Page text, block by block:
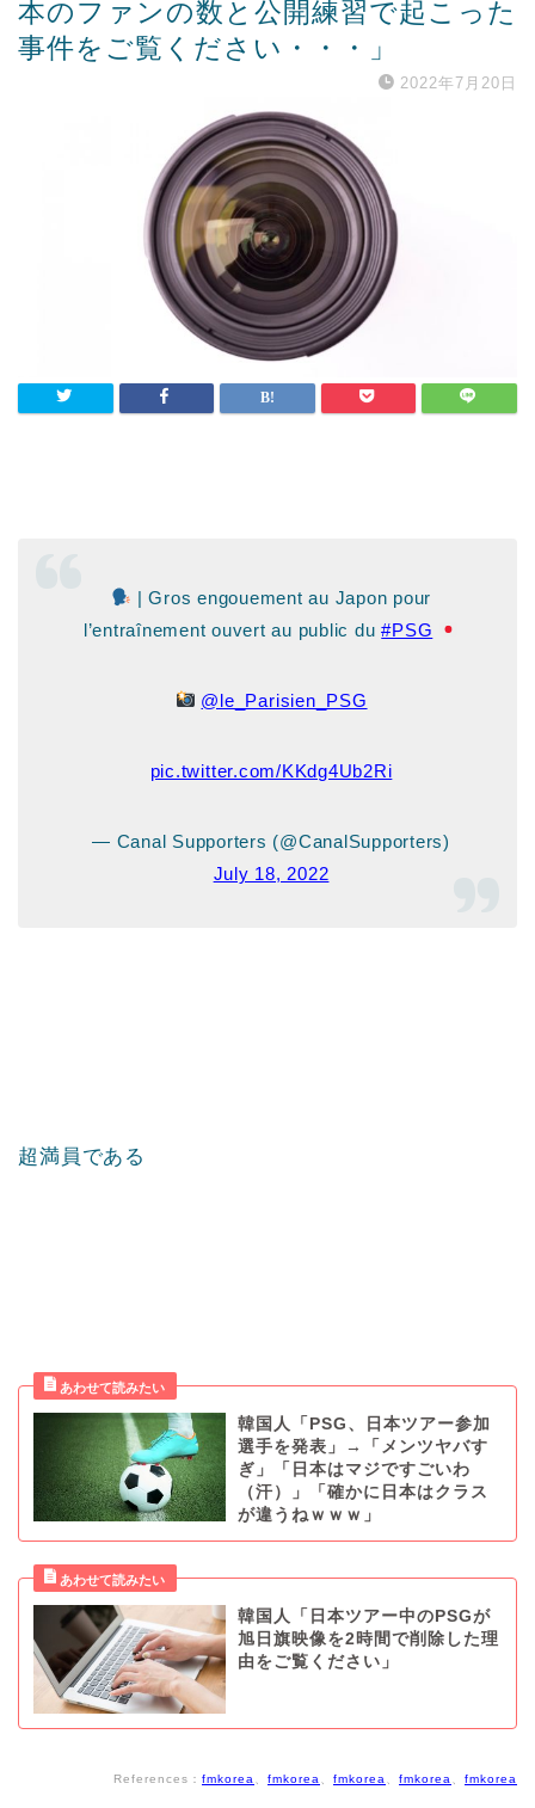
本のファンの数と公開練習で起こった
事件をご覧ください・・・」
2022年7月20日
| Gros engouement au Japon pour
l’entraînement ouvert au public du#PSG
@le_Parisien_PSG
pic.twitter.com/KKdg4Ub2Ri
— Canal Supporters (@CanalSupporters)
July 18, 2022
超満員である
韓国人「PSG、日本ツアー参加
選手を発表」→「メンツヤバす
ぎ」「日本はマジですごいわ
（汗）」「確かに日本はクラス
が違うねｗｗｗ」
韓国人「日本ツアー中のPSGが
旭日旗映像を2時間で削除した理
由をご覧ください」
References： fmkorea fmkorea fmkorea fmkorea fmkorea